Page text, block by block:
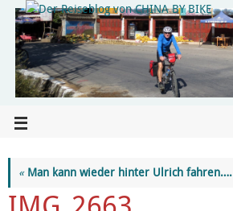
«Man kann wieder hinter Ulrich fahren….